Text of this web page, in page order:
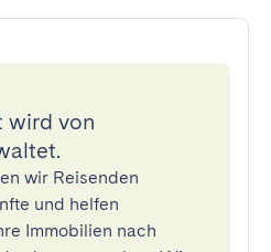
wird von
wir Reisenden
und helfen
Immobilien nach